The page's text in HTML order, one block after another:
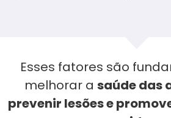
Esses fatores são
melhorar a saúde das
prevenir lesões e